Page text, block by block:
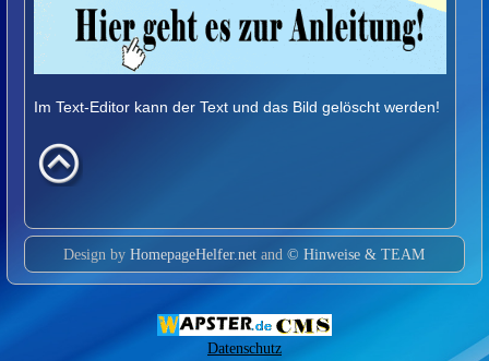
Im Text-Editor kann der Text und das Bild gelöscht werden!
Design byHomepageHelfer.net and© Hinweise & TEAM
Datenschutz